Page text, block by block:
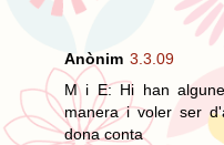
Anònim 3.3.09
M i E: Hi han
manera i voler ser
dona conta